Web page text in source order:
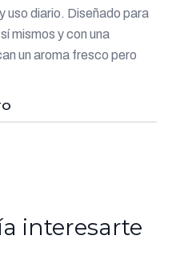
uso diario. Diseñado para
mismos y con una
un aroma fresco pero
interesarte